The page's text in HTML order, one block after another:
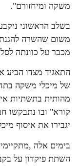
משקה ומיחזורם".
בשלב הראשוני
משום שהשרה להגנת
מכבר על כוונתה
התאגיד מצדו הביע
של מיכלי משקה
מהותית בתשתיות
קורא" ובו נתבקשו
יגבירו את איסוף
בימים אלה
השתת פיקדון על